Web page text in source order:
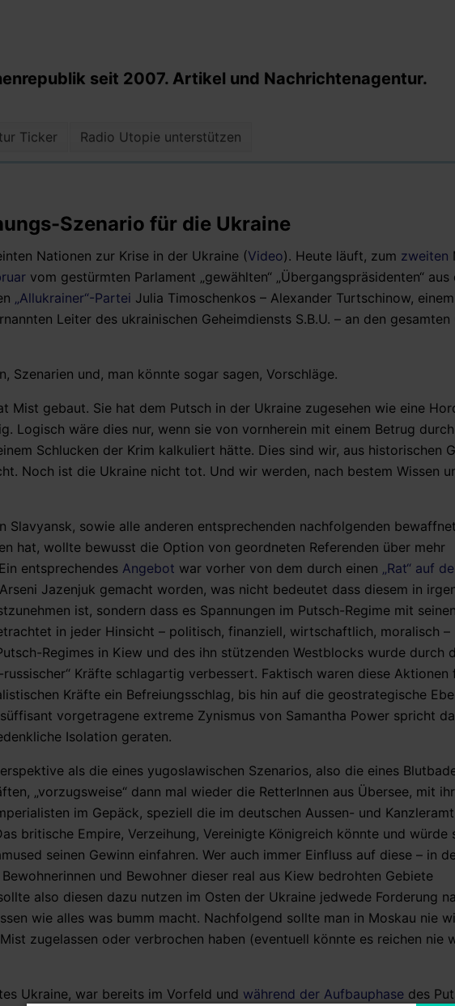
seit 2007. Artikel und Nachrichtenagentur.
Ticker Radio Utopie unterstützen
Szenario für die Ukraine
Nationen zur Krise in der Ukraine (Video). Heute läuft, zum zweiten
vom gestürmten Parlament „gewählten“ „Übergangspräsidenten“ aus
„Allukrainer“-Partei Julia Timoschenkos – Alexander Turtschinow, einem
Leiter des ukrainischen Geheimdiensts S.B.U. – an den gesamten
Szenarien und, man könnte sogar sagen, Vorschläge.
Mist gebaut. Sie hat dem Putsch in der Ukraine zugesehen wie eine
Logisch wäre dies nur, wenn sie von vornherein mit einem Betrug
Schlucken der Krim kalkuliert hätte. Dies sind wir, aus historischen
Noch ist die Ukraine nicht tot. Und wir werden, nach bestem Wissen
Slavyansk, sowie alle anderen entsprechenden nachfolgenden
hat, wollte bewusst die Option von geordneten Referenden über mehr
entsprechendes Angebot war vorher von dem durch einen „Rat“ auf
Jazenjuk gemacht worden, was nicht bedeutet dass diesem in
ist, sondern dass es Spannungen im Putsch-Regime mit seinen
in jeder Hinsicht – politisch, finanziell, wirtschaftlich, moralisch –
Regimes in Kiew und des ihn stützenden Westblocks wurde durch
Kräfte schlagartig verbessert. Faktisch waren diese Aktionen
Kräfte ein Befreiungsschlag, bis hin auf die geostrategische
vorgetragene extreme Zynismus von Samantha Power spricht
Isolation geraten.
als die eines yugoslawischen Szenarios, also die eines
„vorzugsweise“ dann mal wieder die RetterInnen aus Übersee, mit
im Gepäck, speziell die im deutschen Aussen- und
britische Empire, Verzeihung, Vereinigte Königreich könnte und würde
seinen Gewinn einfahren. Wer auch immer Einfluss auf diese – in
und Bewohner dieser real aus Kiew bedrohten Gebiete
also diesen dazu nutzen im Osten der Ukraine jedwede Forderung
wie alles was bumm macht. Nachfolgend sollte man in Moskau nie
zugelassen oder verbrochen haben (eventuell könnte es reichen nie
Ukraine, war bereits im Vorfeld und während der Aufbauphase des